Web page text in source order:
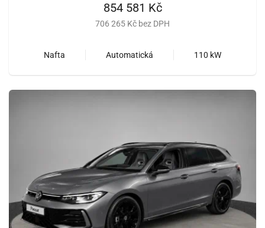
854 581 Kč
706 265 Kč bez DPH
Nafta Automatická 110 kW